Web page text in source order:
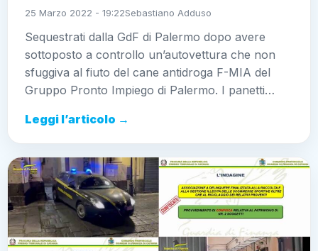
25 Marzo 2022 - 19:22Sebastiano Adduso
Sequestrati dalla GdF di Palermo dopo avere
sottoposto a controllo un’autovettura che non
sfuggiva al fiuto del cane antidroga F-MIA del Gruppo
Pronto Impiego di Palermo. I panetti…
Leggi l’articolo →